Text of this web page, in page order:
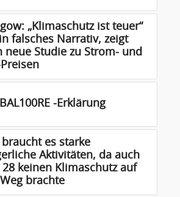
„Klimaschutz ist teuer“
falsches Narrativ, zeigt
neue Studie zu Strom- und
-Erklärung
braucht es starke
Aktivitäten, da auch
28 keinen Klimaschutz auf
brachte